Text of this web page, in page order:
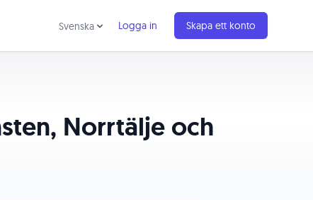
Svenska Logga in Skapa ett konto
Norrtälje och